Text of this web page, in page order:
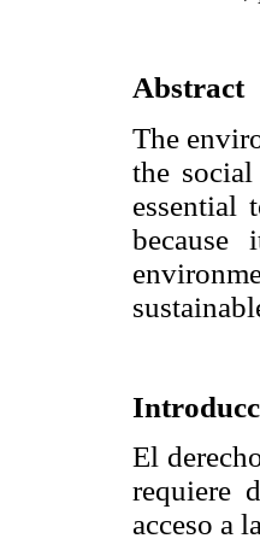
Abstract
The
the
essential
El
requiere
acceso a